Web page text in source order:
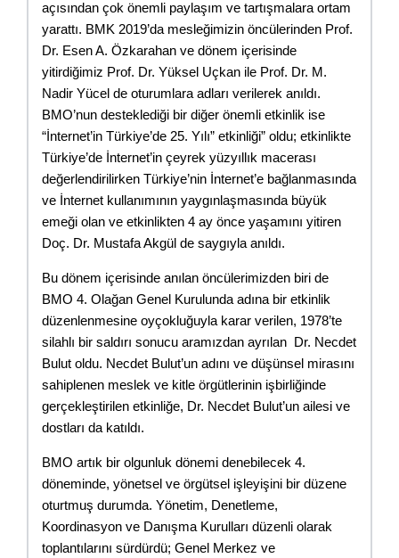
açısından çok önemli paylaşım ve tartışmalara ortam
yarattı. BMK 2019’da mesleğimizin öncülerinden Prof.
Dr. Esen A. Özkarahan ve dönem içerisinde
yitirdiğimiz Prof. Dr. Yüksel Uçkan ile Prof. Dr. M.
Nadir Yücel de oturumlara adları verilerek anıldı.
BMO’nun desteklediği bir diğer önemli etkinlik ise
“İnternet’in Türkiye’de 25. Yılı” etkinliği” oldu; etkinlikte
Türkiye’de İnternet’in çeyrek yüzyıllık macerası
değerlendirilirken Türkiye’nin İnternet’e bağlanmasında
ve İnternet kullanımının yaygınlaşmasında büyük
emeği olan ve etkinlikten 4 ay önce yaşamını yitiren
Doç. Dr. Mustafa Akgül de saygıyla anıldı.
Bu dönem içerisinde anılan öncülerimizden biri de
BMO 4. Olağan Genel Kurulunda adına bir etkinlik
düzenlenmesine oyçokluğuyla karar verilen, 1978’te
silahlı bir saldırı sonucu aramızdan ayrılan  Dr. Necdet
Bulut oldu. Necdet Bulut’un adını ve düşünsel mirasını
sahiplenen meslek ve kitle örgütlerinin işbirliğinde
gerçekleştirilen etkinliğe, Dr. Necdet Bulut’un ailesi ve
dostları da katıldı.
BMO artık bir olgunluk dönemi denebilecek 4.
döneminde, yönetsel ve örgütsel işleyişini bir düzene
oturtmuş durumda. Yönetim, Denetleme,
Koordinasyon ve Danışma Kurulları düzenli olarak
toplantılarını sürdürdü; Genel Merkez ve